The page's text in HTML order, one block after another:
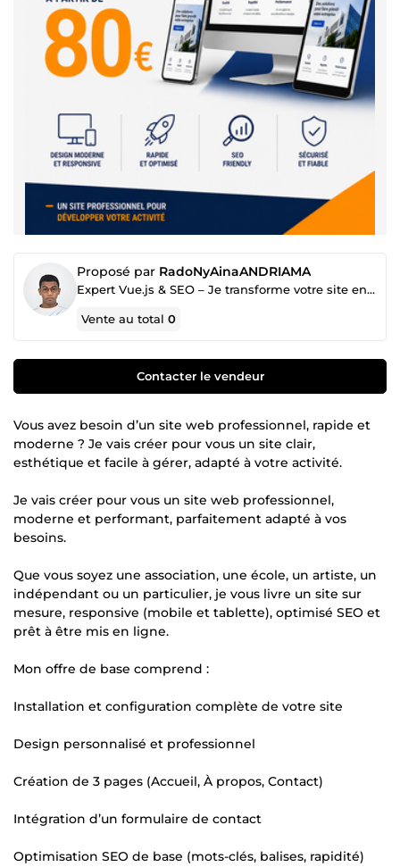
Proposé par RadoNyAinaANDRIAMA
Expert Vue.js & SEO – Je transforme votre site en machine à clients
Vente au total0
Contacter le vendeur
Vous avez besoin d’un site web professionnel, rapide et
moderne ? Je vais créer pour vous un site clair,
esthétique et facile à gérer, adapté à votre activité.
Je vais créer pour vous un site web professionnel,
moderne et performant, parfaitement adapté à vos
besoins.
Que vous soyez une association, une école, un artiste, un
indépendant ou un particulier, je vous livre un site sur
mesure, responsive (mobile et tablette), optimisé SEO et
prêt à être mis en ligne.
Mon offre de base comprend :
Installation et configuration complète de votre site
Design personnalisé et professionnel
Création de 3 pages (Accueil, À propos, Contact)
Intégration d’un formulaire de contact
Optimisation SEO de base (mots-clés, balises, rapidité)